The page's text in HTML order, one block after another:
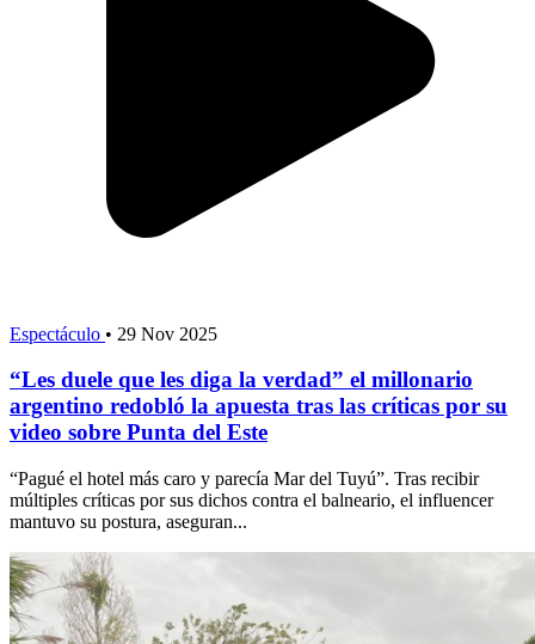
Espectáculo • 29 Nov 2025
“Les duele que les diga la verdad” el millonario
argentino redobló la apuesta tras las críticas por su
video sobre Punta del Este
“Pagué el hotel más caro y parecía Mar del Tuyú”. Tras recibir
múltiples críticas por sus dichos contra el balneario, el influencer
mantuvo su postura, aseguran...